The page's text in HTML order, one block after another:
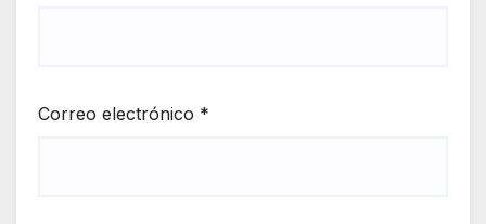
Correo electrónico *